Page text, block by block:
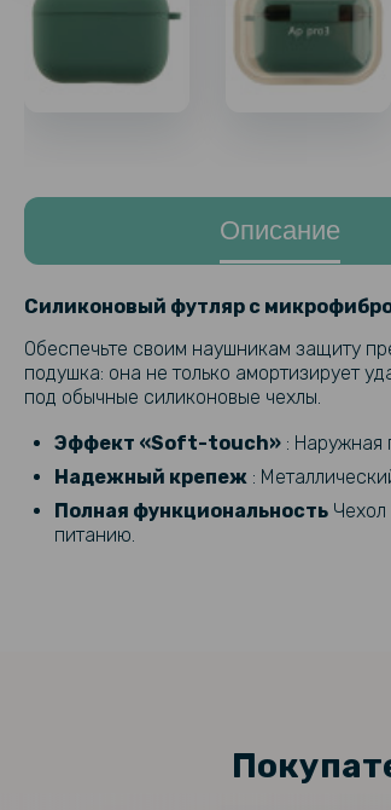
Описание
Силиконовый футляр с
Обеспечьте своим наушникам защиту
подушка: она не только амортизирует
под обычные силиконовые чехлы.
Эффект «Soft-touch» : Наружная
Надежный крепеж :
Полная функциональность
питанию.